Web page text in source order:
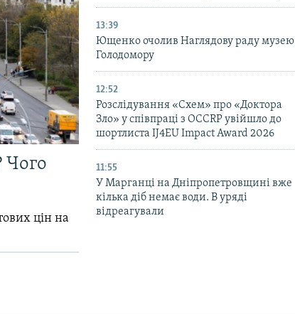
Чого
цін на
13:39
Ющенко очолив Наглядову раду музею
Голодомору
12:52
Розслідування «Схем» про «Доктора
Зло» у співпраці з OCCRP увійшло до
шортлиста IJ4EU Impact Award 2026
11:55
У Марганці на Дніпропетровщині вже
кілька діб немає води. В уряді
відреагували